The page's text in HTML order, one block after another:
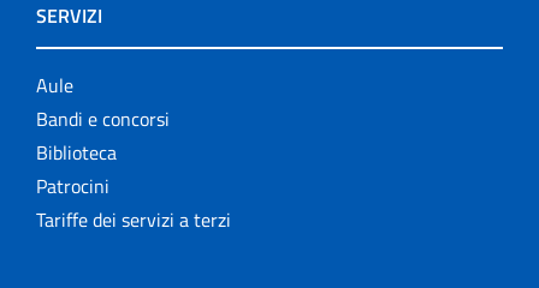
SERVIZI
Aule
Bandi e concorsi
Biblioteca
Patrocini
Tariffe dei servizi a terzi